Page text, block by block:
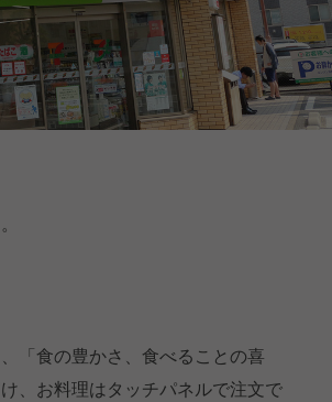
「食の豊かさ、食べることの喜
、お料理はタッチパネルで注文で